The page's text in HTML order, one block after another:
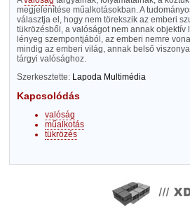
megjelenítése műalkotásokban. A
választja el, hogy nem törekszik az emberi
tükrözésből, a valóságot nem annak objektív
lényeg szempontjából, az emberi nemre
mindig az emberi világ, annak belső
tárgyi valósághoz.
Szerkesztette: Lapoda Multimédia
Kapcsolódás
valóság
műalkotás
tükrözés